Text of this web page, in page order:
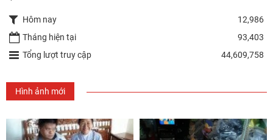
Hôm nay
12,986
Tháng hiện tại
93,403
Tổng lượt truy cập
44,609,758
Hình ảnh mới